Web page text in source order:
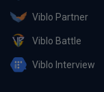
Viblo Partner
Viblo Battle
Viblo Interview